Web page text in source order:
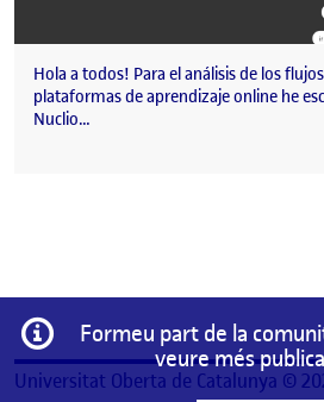
Hola a todos! Para el análisis de los
plataformas de aprendizaje online he
Nuclio…
Informació
Formeu part de la
veure més
Universitat Oberta de Catalunya ©